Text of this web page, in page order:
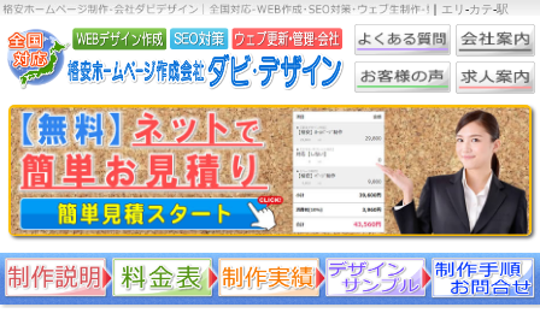
｜ エリ-カテ-駅